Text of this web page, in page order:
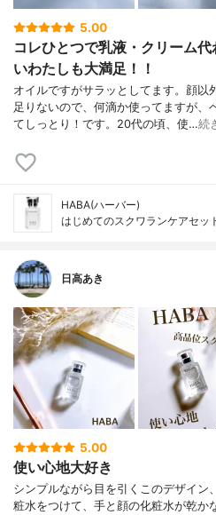
5.00
コレひとつで乳液・クリーム
いわたしも大満足！！
オイルですがサラッとしてます。顔以
足りないので、何滴か使ってますが、
てしっとり！です。20代の頃、使…続
HABA(ハーバー)
はじめてのスクワランケアセッ
日高あき
5.00
使い心地大好き
シンプルながら目を引くこのデザイン
粧水をつけて、手と顔の化粧水が乾か